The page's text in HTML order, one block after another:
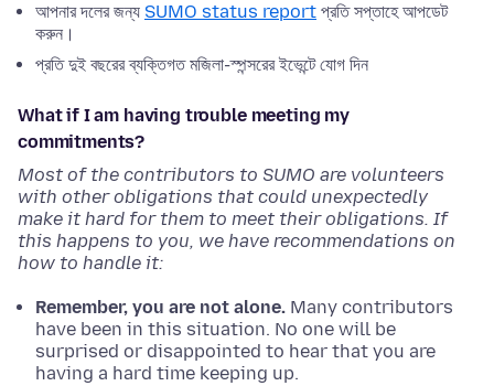
আপনার দলের জন্য SUMO status report প্রতি সপ্তাহে আপডেট
করুন।
প্রতি দুই বছরের ব্যক্তিগত মজিলা-স্পন্সরের ইভেন্টে যোগ দিন
What if I am having trouble meeting my
commitments?
Most of the contributors to SUMO are volunteers
with other obligations that could unexpectedly
make it hard for them to meet their obligations. If
this happens to you, we have recommendations on
how to handle it:
Remember, you are not alone. Many contributors
have been in this situation. No one will be
surprised or disappointed to hear that you are
having a hard time keeping up.